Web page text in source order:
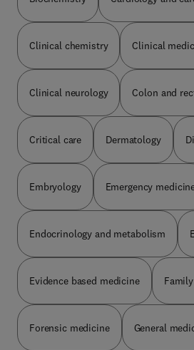
ciencias de la salud. Los
generaciones y con una
actividad asistencial y
convencidos de la
la exploración física como
imprescindibles para la
asistencial en un entorno
instrumentalizado.
Clinical chemistry Clinical
Clinical neurology Colon and
Critical care Dermatology
Embryology Emergency
Endocrinology and metabolism
Evidence based medicine
Forensic medicine General